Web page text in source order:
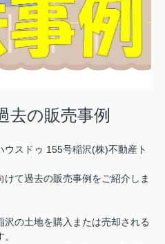
去の販売事例
スドゥ 155号稲沢(株)不動産ト
て過去の販売事例をご紹介しま
沢の土地を購入または売却される